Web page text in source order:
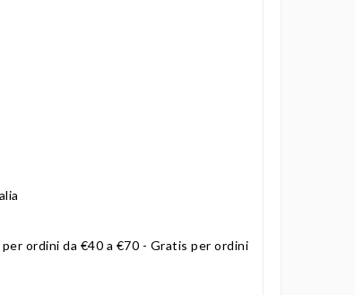
ordini da €40 a €70 - Gratis per ordini